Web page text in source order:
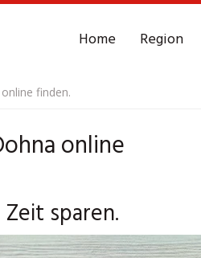
Home Region
finden.
online
sparen.